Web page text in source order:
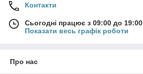
Контакти
Сьогодні працює з 09:00 до 19:00
Показати весь графік роботи
Про нас